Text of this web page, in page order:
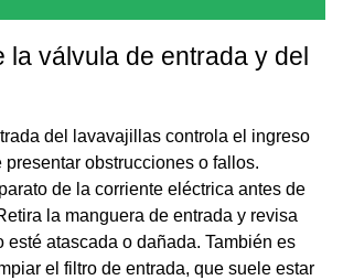
la válvula de entrada y del
del lavavajillas controla el ingreso
presentar obstrucciones o fallos.
de la corriente eléctrica antes de
la manguera de entrada y revisa
esté atascada o dañada. También es
el filtro de entrada, que suele estar